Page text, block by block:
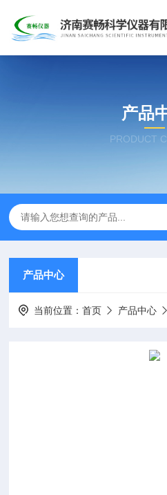
产品
PRODUCT
产品中心
当前位置：首页 产品中心